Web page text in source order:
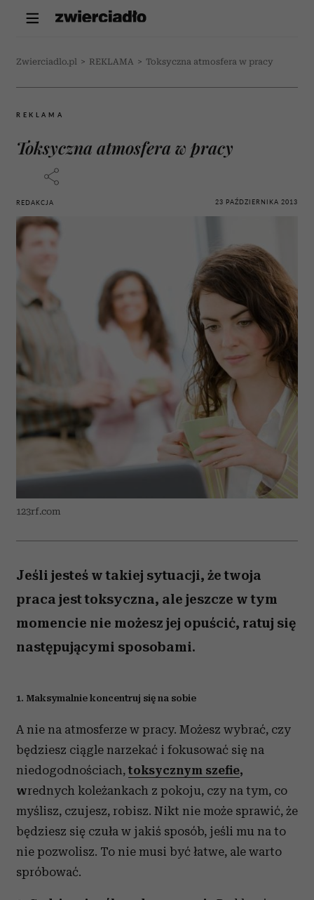
Zwierciadlo.pl > REKLAMA > Toksyczna atmosfera w pracy
REKLAMA
Toksyczna atmosfera w pracy
REDAKCJA 23 PAŹDZIERNIKA 2013
123rf.com
Jeśli jesteś w takiej sytuacji, że twoja
praca jest toksyczna, ale jeszcze w tym
momencie nie możesz jej opuścić, ratuj się
następującymi sposobami.
1. Maksymalnie koncentruj się na sobie
A nie na atmosferze w pracy. Możesz wybrać, czy
będziesz ciągle narzekać i fokusować się na
niedogodnościach, toksycznym szefie,
wrednych koleżankach z pokoju, czy na tym, co
myślisz, czujesz, robisz. Nikt nie może sprawić, że
będziesz się czuła w jakiś sposób, jeśli mu na to
nie pozwolisz. To nie musi być łatwe, ale warto
spróbować.